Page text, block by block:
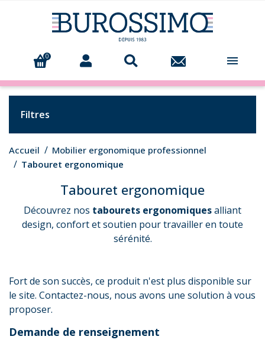
0 
Filtres
Accueil
Mobilier ergonomique professionnel
Tabouret ergonomique
Tabouret ergonomique
Découvrez nos tabourets ergonomiquesalliant
design, confort et soutien pour travailler en toute
sérénité.
Fort de son succès, ce produit n'est plus disponible sur
le site. Contactez-nous, nous avons une solution à vous
proposer.
Demande de renseignement